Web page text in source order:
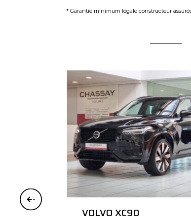
* Garantie minimum légale constructeur
VOLVO XC90